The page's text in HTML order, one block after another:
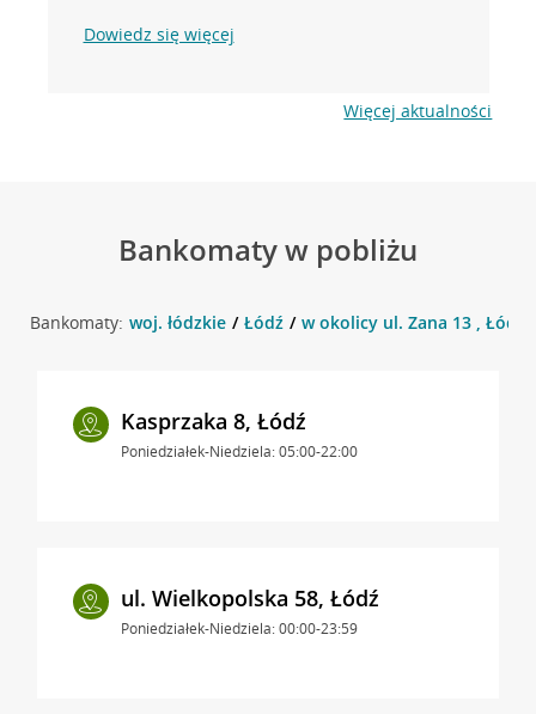
Dowiedz się więcej
Więcej aktualności
Bankomaty w pobliżu
Bankomaty: woj. łódzkie Łódź w okolicy ul. Zana 13 , Łódź
Kasprzaka 8, Łódź
Poniedziałek-Niedziela: 05:00-22:00
ul. Wielkopolska 58, Łódź
Poniedziałek-Niedziela: 00:00-23:59